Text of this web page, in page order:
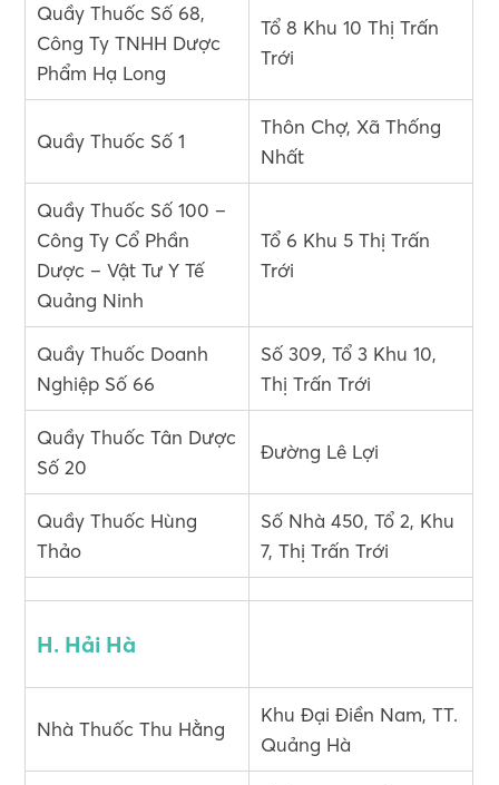
Quầy Thuốc Số 68,
Công Ty TNHH Dược
Phẩm Hạ Long
Tổ 8 Khu 10 Thị Trấn
Trới
Quầy Thuốc Số 1
Thôn Chợ, Xã Thống
Nhất
Quầy Thuốc Số 100 –
Công Ty Cổ Phần
Dược – Vật Tư Y Tế
Quảng Ninh
Tổ 6 Khu 5 Thị Trấn
Trới
Quầy Thuốc Doanh
Nghiệp Số 66
Số 309, Tổ 3 Khu 10,
Thị Trấn Trới
Quầy Thuốc Tân Dược
Số 20
Đường Lê Lợi
Quầy Thuốc Hùng
Thảo
Số Nhà 450, Tổ 2, Khu
7, Thị Trấn Trới
H. Hải Hà
Nhà Thuốc Thu Hằng
Khu Đại Điền Nam, TT.
Quảng Hà